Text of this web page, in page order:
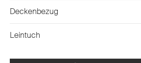
Deckenbezug
Leintuch